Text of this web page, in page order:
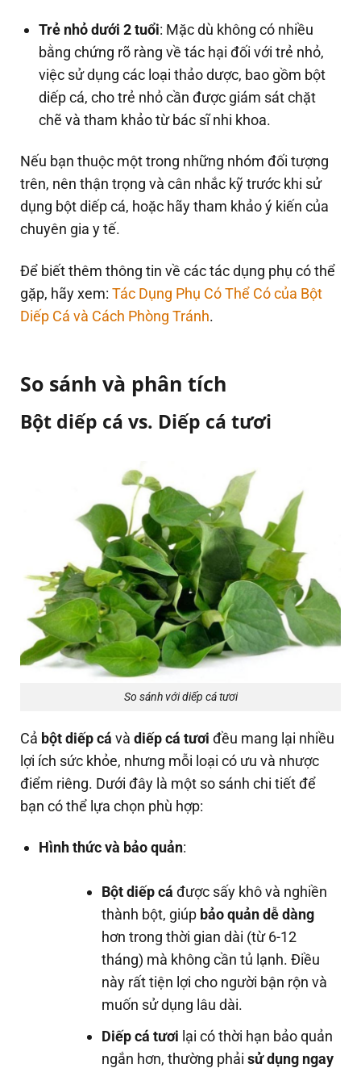
Trẻ nhỏ dưới 2 tuổi: Mặc dù không có nhiều
bằng chứng rõ ràng về tác hại đối với trẻ nhỏ,
việc sử dụng các loại thảo dược, bao gồm bột
diếp cá, cho trẻ nhỏ cần được giám sát chặt
chẽ và tham khảo từ bác sĩ nhi khoa.
Nếu bạn thuộc một trong những nhóm đối tượng
trên, nên thận trọng và cân nhắc kỹ trước khi sử
dụng bột diếp cá, hoặc hãy tham khảo ý kiến của
chuyên gia y tế.
Để biết thêm thông tin về các tác dụng phụ có thể
gặp, hãy xem: Tác Dụng Phụ Có Thể Có của Bột
Diếp Cá và Cách Phòng Tránh.
So sánh và phân tích
Bột diếp cá vs. Diếp cá tươi
So sánh với diếp cá tươi
Cả bột diếp cá và diếp cá tươi đều mang lại nhiều
lợi ích sức khỏe, nhưng mỗi loại có ưu và nhược
điểm riêng. Dưới đây là một so sánh chi tiết để
bạn có thể lựa chọn phù hợp:
Hình thức và bảo quản:
Bột diếp cá được sấy khô và nghiền
thành bột, giúp bảo quản dễ dàng
hơn trong thời gian dài (từ 6-12
tháng) mà không cần tủ lạnh. Điều
này rất tiện lợi cho người bận rộn và
muốn sử dụng lâu dài.
Diếp cá tươi lại có thời hạn bảo quản
ngắn hơn, thường phải sử dụng ngay